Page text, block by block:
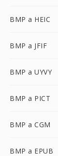
BMP a HEIC
BMP a JFIF
BMP a UYVY
BMP a PICT
BMP a CGM
BMP a EPUB